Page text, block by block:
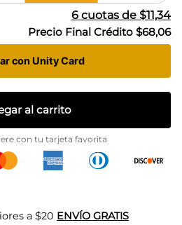
6 cuotas de $11,34
Precio Final Crédito $68,06
con Unity Card
al carrito
con tu tarjeta favorita
a $20 ENVÍO GRATIS